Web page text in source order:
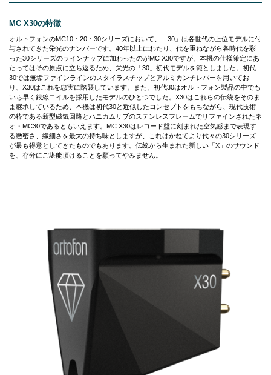
MC X30の特徴
オルトフォンのMC10・20・30シリーズにおいて、「30」は各世代の上位モデルに付
与されてきた栄光のナンバーです。40年以上にわたり、代を重ねながら各時代を彩
った30シリーズのラインナップに加わったのがMC X30ですが、本機の仕様策定にあ
たってはその原点に立ち返るため、栄光の「30」初代モデルを範としました。初代
30では無垢ファインラインのスタイラスチップとアルミカンチレバーを用いてお
り、X30はこれを忠実に踏襲しています。また、初代30はオルトフォン製品の中でも
いち早く銀線コイルを採用したモデルのひとつでした。X30はこれらの伝統をそのま
ま継承しているため、本機は初代30と近似したコンセプトをもちながら、現代技術
の粋である新型磁気回路とハニカムリブのステンレスフレームでリファインされたネ
オ・MC30であるともいえます。MC X30はレコード盤に刻まれた空気感まで表現す
る緻密さ、繊細さを最大の持ち味としますが、これはかねてより代々の30シリーズ
が最も得意としてきたものでもあります。伝統から生まれた新しい「X」のサウンド
を、存分にご堪能頂けることを願ってやみません。